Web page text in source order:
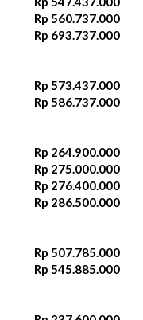
Rp 560.737.000
Rp 693.737.000
Rp 573.437.000
Rp 586.737.000
Rp 264.900.000
Rp 275.000.000
Rp 276.400.000
Rp 286.500.000
Rp 507.785.000
Rp 545.885.000